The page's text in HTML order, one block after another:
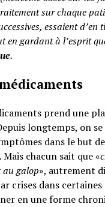
sur chaque
essaient d’en
en gardant à l’esprit
.
prend une
longtemps, on
dans le but
chacun sait que «
galop», autrement
crises dans
en une forme